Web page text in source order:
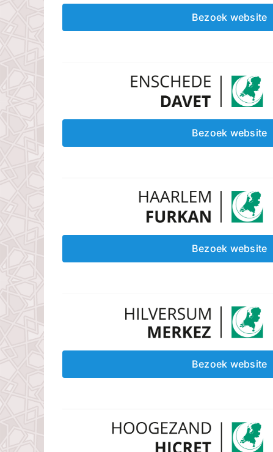
Bezoek website
Bezoek website
Bezoek website
Bezoek website